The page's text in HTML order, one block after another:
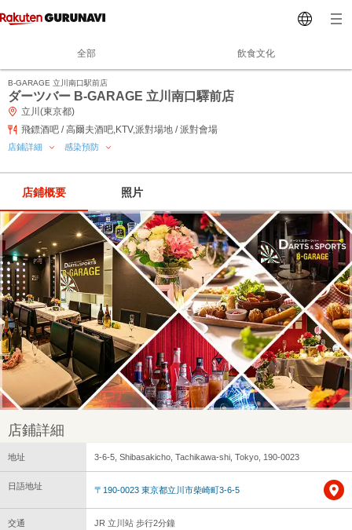
全部 飲食文化
B‐GARAGE 立川南口駅前店
ダーツバー B‐GARAGE 立川南口驛前店
立川(東京都)
飛鏢酒吧 / 高爾夫酒吧,KTV,派對場地 / 派對會場
店鋪詳細 感染預防
店鋪概要 照片
店鋪詳細
地址 3-6-5, Shibasakicho, Tachikawa-shi, Tokyo, 190-0023
日語地址 〒190-0023 東京都立川市柴崎町3-6-5
交通 JR 立川站 步行2分鐘